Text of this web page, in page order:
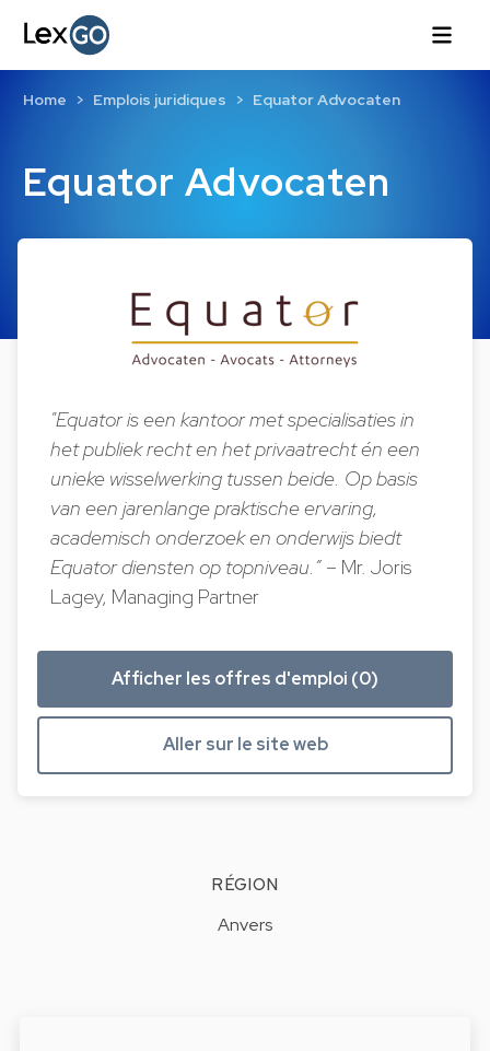
Equator Advocaten
Home Emplois juridiques Equator Advocaten
"Equator is een kantoor met specialisaties in
het publiek recht en het privaatrecht én een
unieke wisselwerking tussen beide. Op basis
van een jarenlange praktische ervaring,
academisch onderzoek en onderwijs biedt
Equator diensten op topniveau.” – Mr. Joris
Lagey, Managing Partner
Afficher les offres d'emploi (0)
Aller sur le site web
RÉGION
Anvers